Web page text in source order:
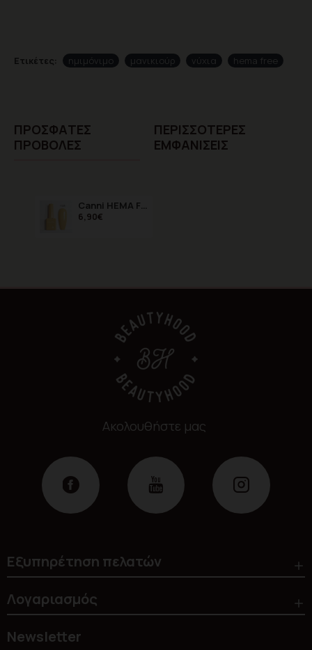
Ετικέτες: ημιμόνιμο μανικιούρ νύχια hema free
ΠΡΌΣΦΑTΕΣ
ΠΡΟΒΟΛΈΣ
ΠΕΡΙΣΣΌΤΕΡΕΣ
ΕΜΦΑΝΊΣΕΙΣ
Canni HEMA FREE Camel 9138 9ml
6,90€
Ακολουθήστε μας
Εξυπηρέτηση πελατών
Λογαριασμός
Newsletter